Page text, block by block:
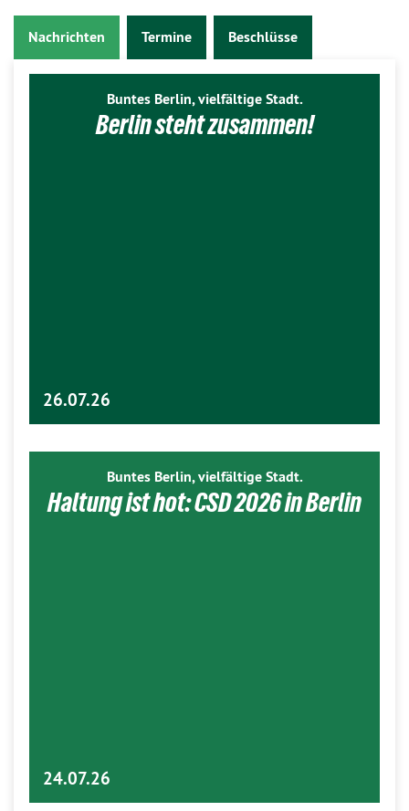
Nachrichten Termine Beschlüsse
Buntes Berlin, vielfältige Stadt.
Berlin steht zusammen!
26.07.26
Buntes Berlin, vielfältige Stadt.
Haltung ist hot: CSD 2026 in Berlin
24.07.26